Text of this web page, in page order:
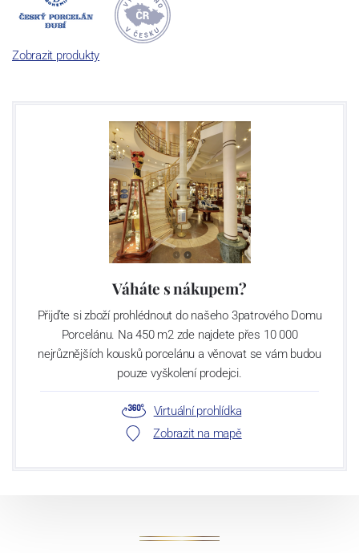
jsou garantovány Asociací sklářského a keramického průmyslu
České republiky jako „Český výrobek
Zobrazit produkty
Váháte s nákupem?
Přijďte si zboží prohlédnout do našeho 3patrového Domu
Porcelánu. Na 450 m2 zde najdete přes 10 000
nejrůznějších kousků porcelánu a věnovat se vám budou
pouze vyškolení prodejci.
Virtuální prohlídka
Zobrazit na mapě